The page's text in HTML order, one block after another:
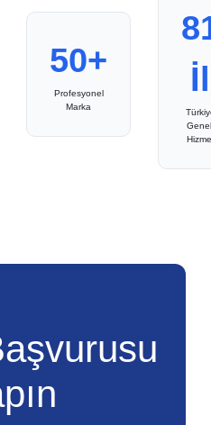
50+
Profesyonel
Marka
İl